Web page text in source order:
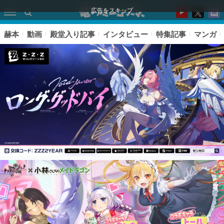
広告をスキップ
ピックアップ
電ファミのいま読まれている記事ランキング
アプリセール情報
赫本 動画 殿堂入り記事 インタビュー 特集記事 マンガ